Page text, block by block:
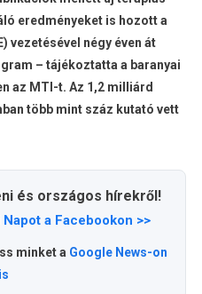
eredményeket is hozott a
vezetésével négy éven át
– tájékoztatta a baranyai
az MTI-t. Az 1,2 milliárd
több mint száz kutató vett
és országos hírekről!
a Facebookon >>
minket a Google News-on
is